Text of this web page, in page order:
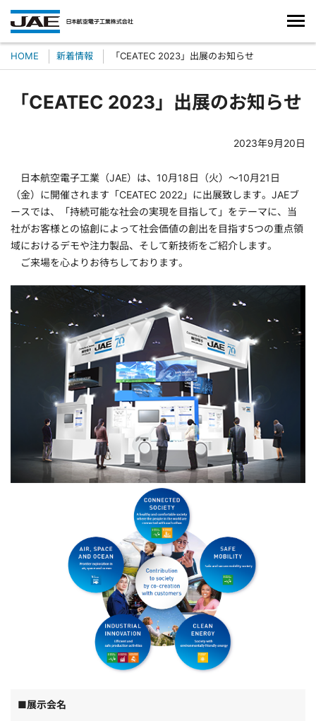
HOME 新着情報 「CEATEC 2023」出展のお知らせ
「CEATEC 2023」出展のお知らせ
2023年9月20日
日本航空電子工業（JAE）は、10月18日（火）～10月21日
（金）に開催されます「CEATEC 2022」に出展致します。JAEブ
ースでは、「持続可能な社会の実現を目指して」をテーマに、当
社がお客様との協創によって社会価値の創出を目指す5つの重点領
域におけるデモや注力製品、そして新技術をご紹介します。
ご来場を心よりお待ちしております。
■展示会名